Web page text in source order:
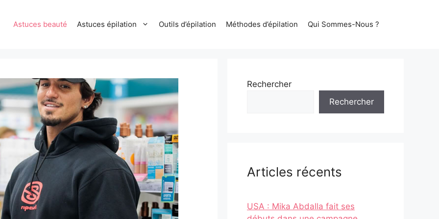
Astuces beauté Astuces épilation Outils d’épilation Méthodes d’épilation Qui Sommes-Nous ?
Rechercher
Rechercher
Articles récents
USA : Mika Abdalla fait ses